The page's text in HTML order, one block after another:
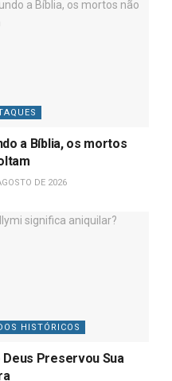
a Bíblia, os mortos
DE 2026
HISTÓRICOS
Deus Preservou Sua